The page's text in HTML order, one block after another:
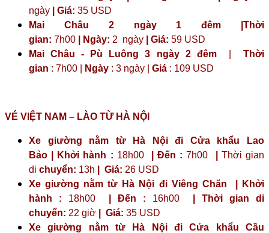
ngày
| Giá: 35 USD
Mai Châu 2 ngày 1 đêm |Thời
gian: 7h00 | Ngày: 2 ngày Giá: 59 USD
Mai Châu - Pù Luông 3 ngày 2 đêm
Thời
gian : 7h00 | Ngày : 3 ngày | Giá : 109 USD
VÉ VIỆT NAM – LÀO TỪ HÀ NỘI
Xe giường nằm từ Hà Nội đi Cửa khẩu Lao
Bảo | Khởi hành : 18h00| Đến : 7h00
Thời gian
di chuyển: 13h Giá: 26 USD
Xe giường nằm từ Hà Nội đi Viêng Chăn | Khởi
hành : 18h00 | Đến : 16h00 | Thời gian di
chuyển: 22 giờ | Giá: 35 USD
Xe giường nằm từ Hà Nội đi Cửa khẩu Cầu